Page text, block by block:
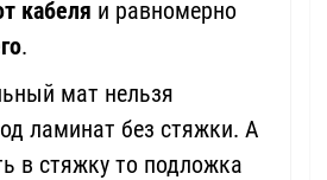
кабеля и равномерно
.
мат нельзя
ламинат без стяжки. А
в стяжку то подложка